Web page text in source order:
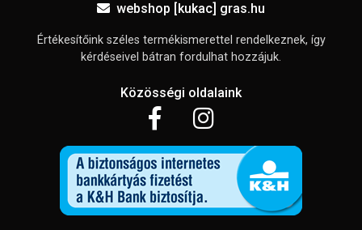
webshop [kukac] gras.hu
Értékesítőink széles termékismerettel rendelkeznek, így
kérdéseivel bátran fordulhat hozzájuk.
Közösségi oldalaink